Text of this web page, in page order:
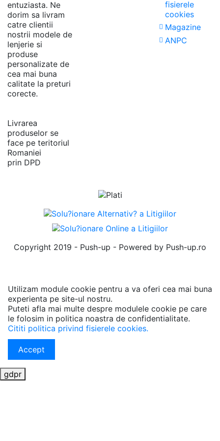
entuziasta. Ne
dorim sa livram
catre clientii
nostrii modele de
lenjerie si
produse
personalizate de
cea mai buna
calitate la preturi
corecte.
Livrarea
produselor se
face pe teritoriul
Romaniei
prin DPD
fisierele
cookies
Magazine
ANPC
Copyright 2019 - Push-up - Powered by Push-up.ro
Utilizam module cookie pentru a va oferi cea mai buna
experienta pe site-ul nostru.
Puteti afla mai multe despre modulele cookie pe care
le folosim in politica noastra de confidentialitate.
Cititi politica privind fisierele cookies.
Accept
gdpr